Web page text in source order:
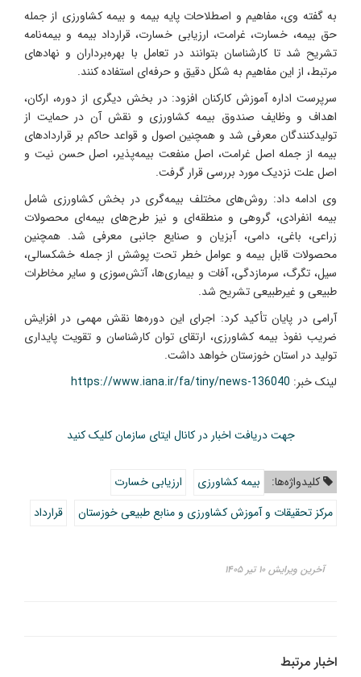
به گفته وی، مفاهیم و اصطلاحات پایه بیمه و بیمه کشاورزی از جمله
حق بیمه، خسارت، غرامت، ارزیابی خسارت، قرارداد بیمه و بیمه‌نامه
تشریح شد تا کارشناسان بتوانند در تعامل با بهره‌برداران و نهادهای
مرتبط، از این مفاهیم به شکل دقیق و حرفه‌ای استفاده کنند.
سرپرست اداره آموزش کارکنان افزود: در بخش دیگری از دوره، ارکان،
اهداف و وظایف صندوق بیمه کشاورزی و نقش آن در حمایت از
تولیدکنندگان معرفی شد و همچنین اصول و قواعد حاکم بر قراردادهای
بیمه از جمله اصل غرامت، اصل منفعت بیمه‌پذیر، اصل حسن نیت و
اصل علت نزدیک مورد بررسی قرار گرفت.
وی ادامه داد: روش‌های مختلف بیمه‌گری در بخش کشاورزی شامل
بیمه انفرادی، گروهی و منطقه‌ای و نیز طرح‌های بیمه‌ای محصولات
زراعی، باغی، دامی، آبزیان و صنایع جانبی معرفی شد. همچنین
محصولات قابل بیمه و عوامل خطر تحت پوشش از جمله خشکسالی،
سیل، تگرگ، سرمازدگی، آفات و بیماری‌ها، آتش‌سوزی و سایر مخاطرات
طبیعی و غیرطبیعی تشریح شد.
آرامی در پایان تأکید کرد: اجرای این دوره‌ها نقش مهمی در افزایش
ضریب نفوذ بیمه کشاورزی، ارتقای توان کارشناسان و تقویت پایداری
تولید در استان خوزستان خواهد داشت.
لینک خبر: https://www.iana.ir/fa/tiny/news-136040
جهت دریافت اخبار در کانال ایتای سازمان کلیک کنید
کلیدواژه‌ها: بیمه کشاورزی
ارزیابی خسارت
مرکز تحقیقات و آموزش کشاورزی و منابع طبیعی خوزستان
قرارداد
آخرین ویرایش ۱۰ تیر ۱۴۰۵
اخبار مرتبط